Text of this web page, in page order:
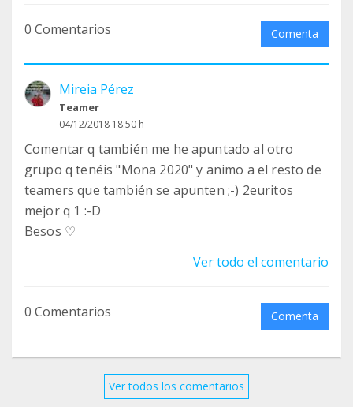
Salutacions desde Calella!
0 Comentarios Comenta
Mireia Pérez
Teamer
04/12/2018 18:50 h
Comentar q también me he apuntado al otro
grupo q tenéis "Mona 2020" y animo a el resto de
teamers que también se apunten ;-) 2euritos
mejor q 1 :-D
Besos ♡
Ver todo el comentario
0 Comentarios Comenta
Ver todos los comentarios